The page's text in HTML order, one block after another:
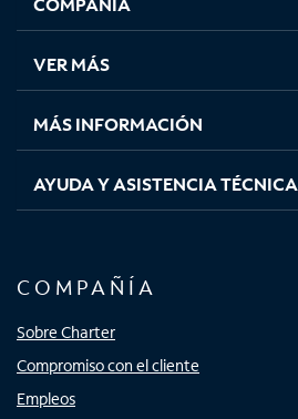
en
pestaña
nueva
en
pestaña
nueva
en
pestaña
nueva
en
nueva
VER MÁS
MÁS INFORMACIÓN
AYUDA Y ASISTENCIA TÉCNICA
COMPAÑÍA
Sobre Charter
Compromiso con el cliente
Empleos